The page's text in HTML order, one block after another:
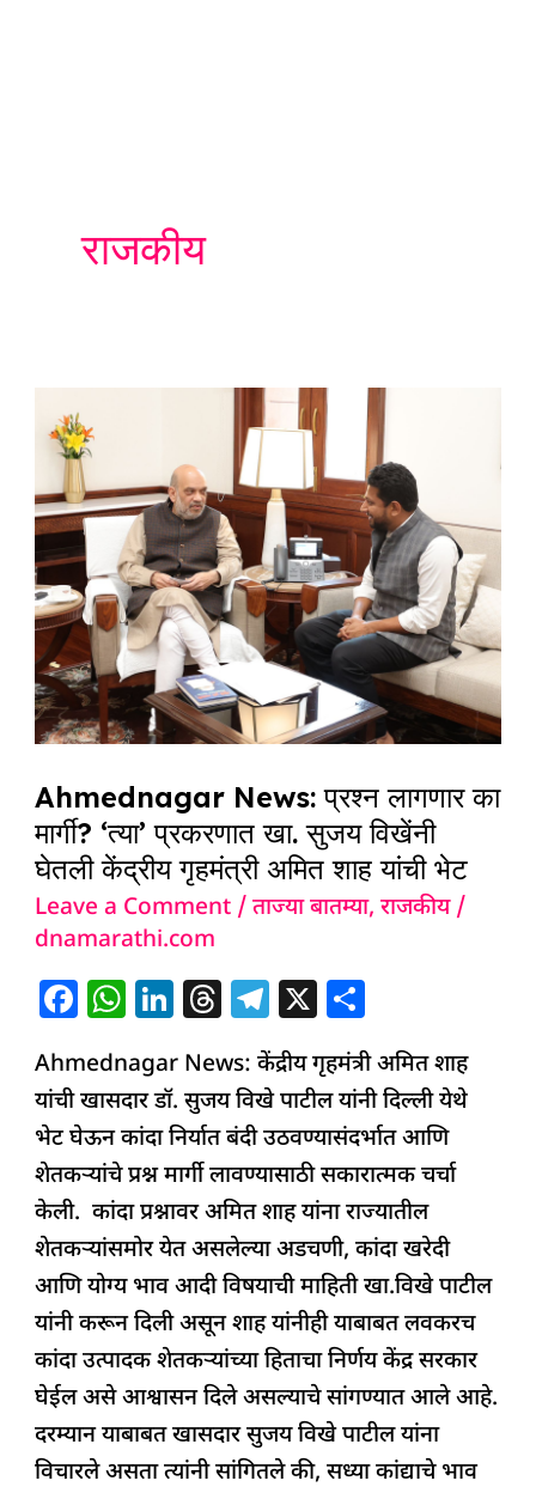
राजकीय
Ahmednagar News: प्रश्न लागणार का
मार्गी? ‘त्या’ प्रकरणात खा. सुजय विखेंनी
घेतली केंद्रीय गृहमंत्री अमित शाह यांची भेट
Leave a Comment /ताज्या बातम्या,राजकीय/
dnamarathi.com
F
c
e
b
o
o
k
W
at
s
A
p
p
Li
k
e
dI
n
T
re
a
d
s
T
el
e
g
ra
m
X
h
ar
e
Ahmednagar News: केंद्रीय गृहमंत्री अमित शाह
यांची खासदार डॉ. सुजय विखे पाटील यांनी दिल्ली येथे
भेट घेऊन कांदा निर्यात बंदी उठवण्यासंदर्भात आणि
शेतकऱ्यांचे प्रश्न मार्गी लावण्यासाठी सकारात्मक चर्चा
केली. कांदा प्रश्नावर अमित शाह यांना राज्यातील
शेतकऱ्यांसमोर येत असलेल्या अडचणी, कांदा खरेदी
आणि योग्य भाव आदी विषयाची माहिती खा.विखे पाटील
यांनी करून दिली असून शाह यांनीही याबाबत लवकरच
कांदा उत्पादक शेतकऱ्यांच्या हिताचा निर्णय केंद्र सरकार
घेईल असे आश्वासन दिले असल्याचे सांगण्यात आले आहे.
दरम्यान याबाबत खासदार सुजय विखे पाटील यांना
विचारले असता त्यांनी सांगितले की, सध्या कांद्याचे भाव
News:
प्रश्न
लागणार
का
मार्गी?
‘त्या’
प्रकरणात
खा.
सुजय
घेतली
केंद्रीय
गृहमंत्री
अमित
यांची